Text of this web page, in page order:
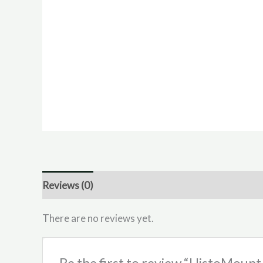
Reviews (0)
There are no reviews yet.